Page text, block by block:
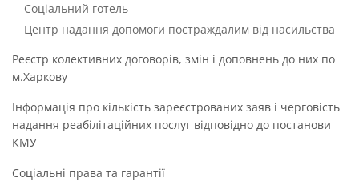
Соціальний готель
Центр надання допомоги постраждалим від насильства
Реєстр колективних договорів, змін і доповнень до них по
м.Харкову
Інформація про кількість зареєстрованих заяв і черговість
надання реабілітаційних послуг відповідно до постанови
КМУ
Соціальні права та гарантії